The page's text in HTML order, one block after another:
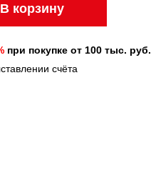
В корзину
при покупке от 100 тыс. руб.
счёта